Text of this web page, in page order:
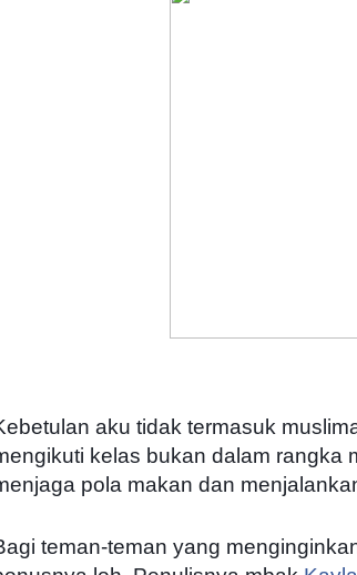
aku tidak termasuk
kelas bukan dalam rangka
pola makan dan
teman-teman yang